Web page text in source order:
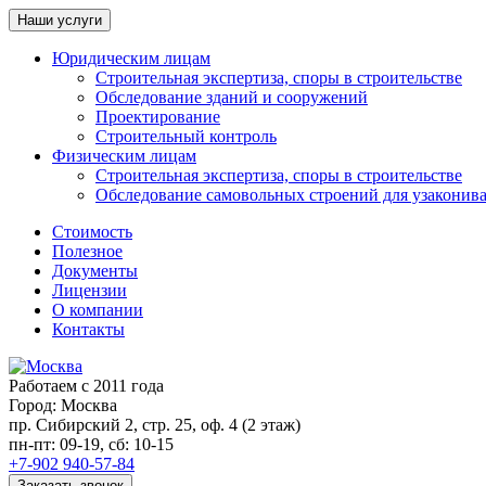
Наши услуги
Юридическим лицам
Строительная экспертиза, споры в строительстве
Обследование зданий и сооружений
Проектирование
Строительный контроль
Физическим лицам
Строительная экспертиза, споры в строительстве
Обследование самовольных строений для
Стоимость
Полезное
Документы
Лицензии
О компании
Контакты
Работаем с 2011 года
Город: Москва
пр. Сибирский 2, стр. 25, оф. 4 (2 этаж)
пн-пт: 09-19, сб: 10-15
+7-902 940-57-84